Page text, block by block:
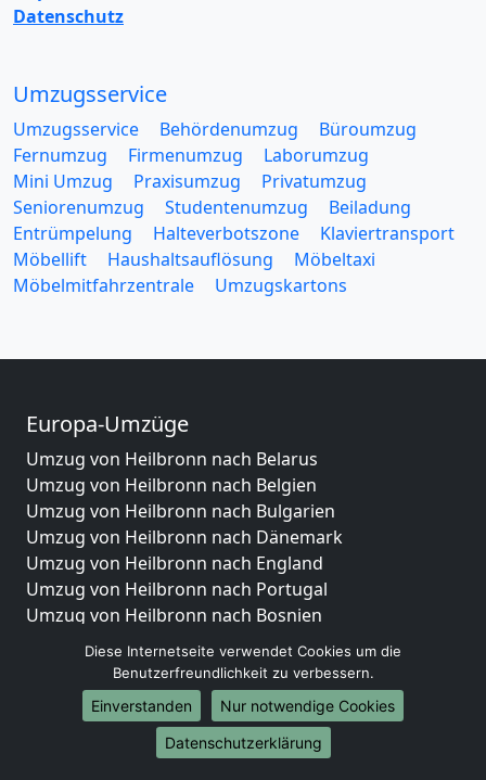
Datenschutz
Umzugsservice
Umzugsservice Behördenumzug
Büroumzug
Fernumzug
Firmenumzug
Laborumzug
Mini Umzug
Praxisumzug
Privatumzug
Seniorenumzug
Studentenumzug
Beiladung
Entrümpelung
Halteverbotszone
Klaviertransport
Möbellift
Haushaltsauflösung
Möbeltaxi
Möbelmitfahrzentrale
Umzugskartons
Europa-Umzüge
Umzug von Heilbronn nach Belarus
Umzug von Heilbronn nach Belgien
Umzug von Heilbronn nach Bulgarien
Umzug von Heilbronn nach Dänemark
Umzug von Heilbronn nach England
Umzug von Heilbronn nach Portugal
Umzug von Heilbronn nach Bosnien
und Herzegowina
Umzug von Heilbronn nach Irland
Umzug von Heilbronn nach Lettland
Umzug von Heilbronn nach Zypern
Umzug von Heilbronn nach Kroatien
Diese Internetseite verwendet Cookies um die
Benutzerfreundlichkeit zu verbessern.
Einverstanden
Nur notwendige Cookies
Datenschutzerklärung